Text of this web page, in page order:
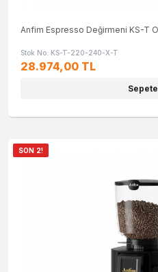
Anfim Espresso Değirmeni KS-T
Stok No: KS-T-220-240-X-T
28.974,00 TL
SON 2!